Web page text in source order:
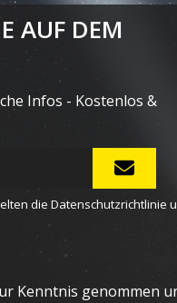
AUF DEM
Infos - Kostenlos &
dieDatenschutzrichtlinie
Kenntnis genommen